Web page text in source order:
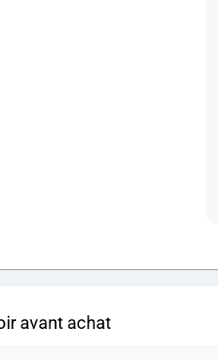
avant achat